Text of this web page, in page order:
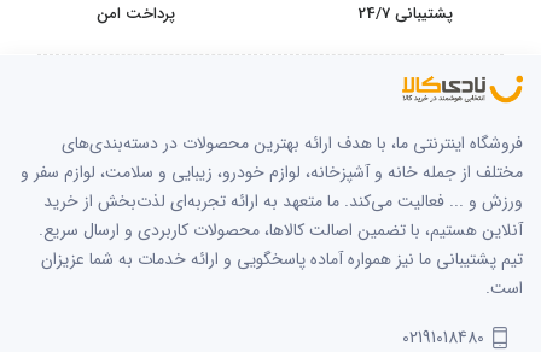
پشتیبانی 24/7 پرداخت امن
فروشگاه اینترنتی ما، با هدف ارائه بهترین محصولات در دسته‌بندی‌های
مختلف از جمله خانه و آشپزخانه، لوازم خودرو، زیبایی و سلامت، لوازم سفر و
ورزش و ... فعالیت می‌کند. ما متعهد به ارائه تجربه‌ای لذت‌بخش از خرید
آنلاین هستیم، با تضمین اصالت کالاها، محصولات کاربردی و ارسال سریع.
تیم پشتیبانی ما نیز همواره آماده پاسخگویی و ارائه خدمات به شما عزیزان
است.
02191018480